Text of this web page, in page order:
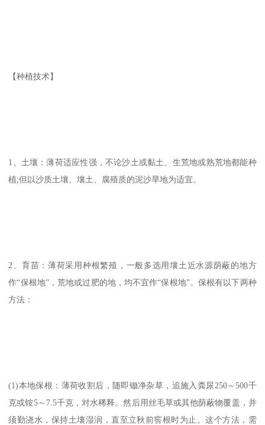
【种植技术】
1、土壤：薄荷适应性强，不论沙土或黏土、生荒地或熟荒地都能种
植;但以沙质土壤、壤土、腐殖质的泥沙旱地为适宜。
2、育苗：薄荷采用种根繁殖，一般多选用壤土近水源荫蔽的地方
作“保根地”，荒地或过肥的地，均不宜作“保根地”。保根有以下两种
方法：
(1)本地保根：薄荷收割后，随即锄净杂草，追施入粪尿250～500千
克或铵5～7.5千克，对水稀释。然后用丝毛草或其他荫蔽物覆盖，并
须勤浇水，保持土壤湿润，直至立秋前窖根时为止。这个方法，需